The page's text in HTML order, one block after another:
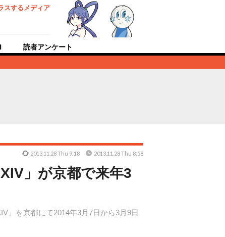
スするメディア
読者アンケート
」が京都で来年3
」を京都にて2014年3月7日から3月9日
2013.11.28 Thu 9:18 2013.11.28 Thu 8:58